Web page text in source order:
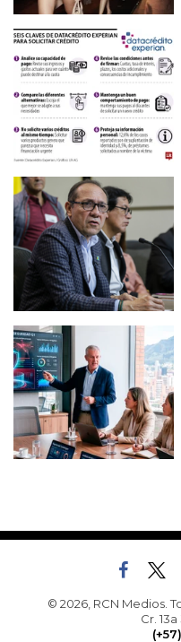
© 2026, RCN Medios.
Cr.